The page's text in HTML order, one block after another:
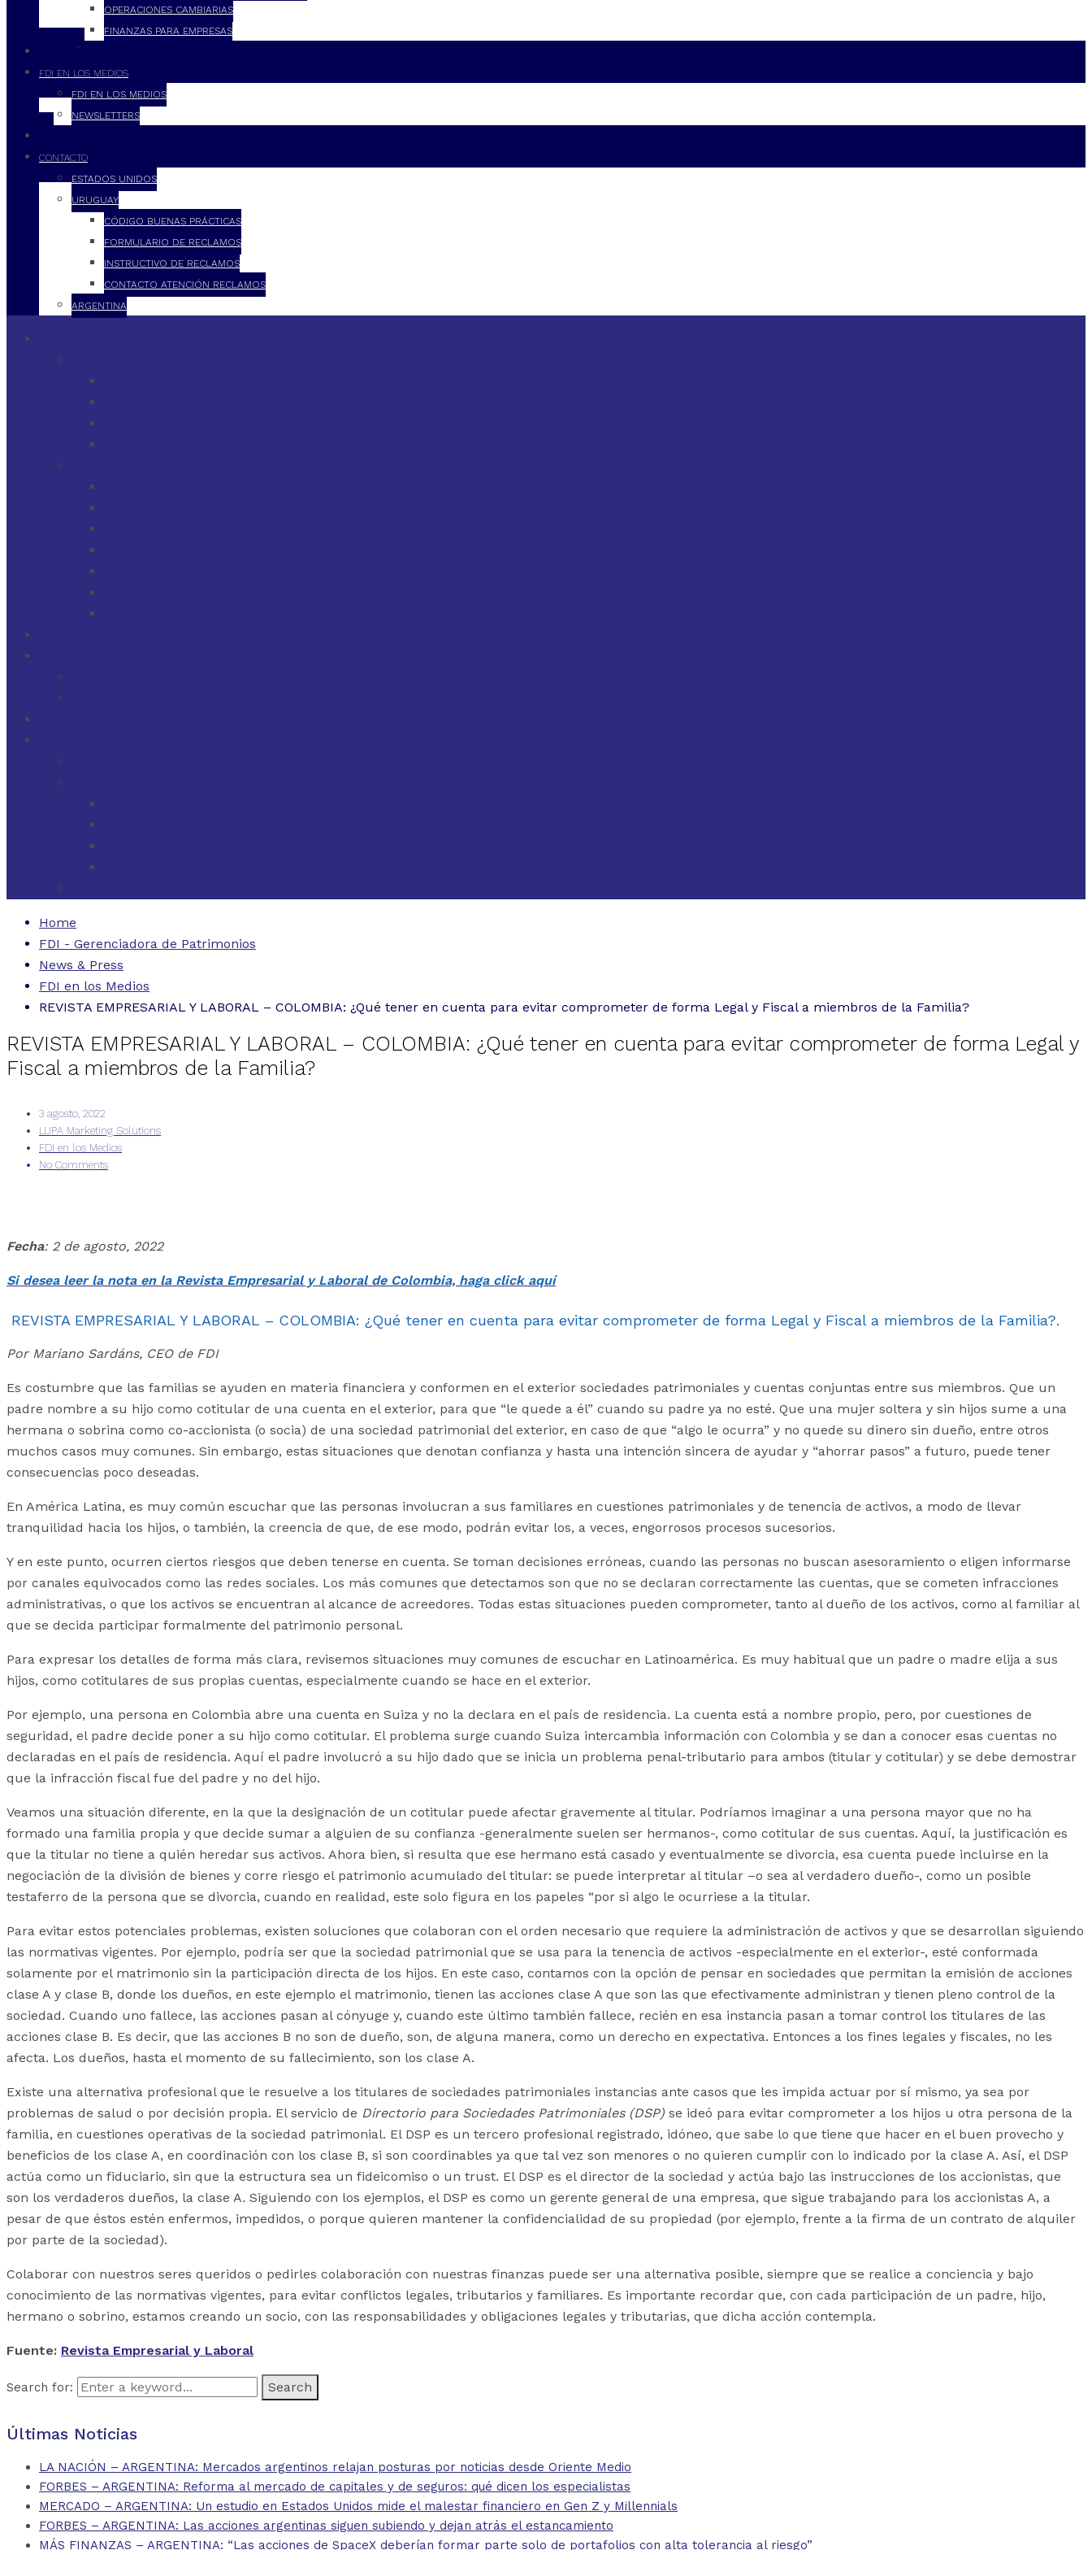
OPERACIONES CAMBIARIAS
FINANZAS PARA EMPRESAS
FILOSOFÍA
FDI EN LOS MEDIOS
FDI EN LOS MEDIOS
NEWSLETTERS
CONTACTO
ESTADOS UNIDOS
URUGUAY
CÓDIGO BUENAS PRÁCTICAS
FORMULARIO DE RECLAMOS
INSTRUCTIVO DE RECLAMOS
CONTACTO ATENCIÓN RECLAMOS
ARGENTINA
Home
FDI - Gerenciadora de Patrimonios
News & Press
FDI en los Medios
REVISTA EMPRESARIAL Y LABORAL – COLOMBIA: ¿Qué tener en cuenta para evitar comprometer de forma Legal y Fiscal a miembros de la Familia?
REVISTA EMPRESARIAL Y LABORAL – COLOMBIA: ¿Qué tener en cuenta para evitar comprometer de forma Legal y
Fiscal a miembros de la Familia?
3 agosto, 2022
LUPA Marketing Solutions
FDI en los Medios
No Comments
Fecha: 2 de agosto, 2022
Si desea leer la nota en la Revista Empresarial y Laboral de Colombia, haga click aquí
REVISTA EMPRESARIAL Y LABORAL – COLOMBIA: ¿Qué tener en cuenta para evitar comprometer de forma Legal y Fiscal a miembros de la Familia?.
Por Mariano Sardáns, CEO de FDI
Es costumbre que las familias se ayuden en materia financiera y conformen en el exterior sociedades patrimoniales y cuentas conjuntas entre sus miembros. Que un
padre nombre a su hijo como cotitular de una cuenta en el exterior, para que “le quede a él” cuando su padre ya no esté. Que una mujer soltera y sin hijos sume a una
hermana o sobrina como co-accionista (o socia) de una sociedad patrimonial del exterior, en caso de que “algo le ocurra” y no quede su dinero sin dueño, entre otros
muchos casos muy comunes. Sin embargo, estas situaciones que denotan confianza y hasta una intención sincera de ayudar y “ahorrar pasos” a futuro, puede tener
consecuencias poco deseadas.
En América Latina, es muy común escuchar que las personas involucran a sus familiares en cuestiones patrimoniales y de tenencia de activos, a modo de llevar
tranquilidad hacia los hijos, o también, la creencia de que, de ese modo, podrán evitar los, a veces, engorrosos procesos sucesorios.
Y en este punto, ocurren ciertos riesgos que deben tenerse en cuenta. Se toman decisiones erróneas, cuando las personas no buscan asesoramiento o eligen informarse
por canales equivocados como las redes sociales. Los más comunes que detectamos son que no se declaran correctamente las cuentas, que se cometen infracciones
administrativas, o que los activos se encuentran al alcance de acreedores. Todas estas situaciones pueden comprometer, tanto al dueño de los activos, como al familiar al
que se decida participar formalmente del patrimonio personal.
Para expresar los detalles de forma más clara, revisemos situaciones muy comunes de escuchar en Latinoamérica. Es muy habitual que un padre o madre elija a sus
hijos, como cotitulares de sus propias cuentas, especialmente cuando se hace en el exterior.
Por ejemplo, una persona en Colombia abre una cuenta en Suiza y no la declara en el país de residencia. La cuenta está a nombre propio, pero, por cuestiones de
seguridad, el padre decide poner a su hijo como cotitular. El problema surge cuando Suiza intercambia información con Colombia y se dan a conocer esas cuentas no
declaradas en el país de residencia. Aquí el padre involucró a su hijo dado que se inicia un problema penal-tributario para ambos (titular y cotitular) y se debe demostrar
que la infracción fiscal fue del padre y no del hijo.
Veamos una situación diferente, en la que la designación de un cotitular puede afectar gravemente al titular. Podríamos imaginar a una persona mayor que no ha
formado una familia propia y que decide sumar a alguien de su confianza -generalmente suelen ser hermanos-, como cotitular de sus cuentas. Aquí, la justificación es
que la titular no tiene a quién heredar sus activos. Ahora bien, si resulta que ese hermano está casado y eventualmente se divorcia, esa cuenta puede incluirse en la
negociación de la división de bienes y corre riesgo el patrimonio acumulado del titular: se puede interpretar al titular –o sea al verdadero dueño-, como un posible
testaferro de la persona que se divorcia, cuando en realidad, este solo figura en los papeles “por si algo le ocurriese a la titular.
Para evitar estos potenciales problemas, existen soluciones que colaboran con el orden necesario que requiere la administración de activos y que se desarrollan siguiendo
las normativas vigentes. Por ejemplo, podría ser que la sociedad patrimonial que se usa para la tenencia de activos -especialmente en el exterior-, esté conformada
solamente por el matrimonio sin la participación directa de los hijos. En este caso, contamos con la opción de pensar en sociedades que permitan la emisión de acciones
clase A y clase B, donde los dueños, en este ejemplo el matrimonio, tienen las acciones clase A que son las que efectivamente administran y tienen pleno control de la
sociedad. Cuando uno fallece, las acciones pasan al cónyuge y, cuando este último también fallece, recién en esa instancia pasan a tomar control los titulares de las
acciones clase B. Es decir, que las acciones B no son de dueño, son, de alguna manera, como un derecho en expectativa. Entonces a los fines legales y fiscales, no les
afecta. Los dueños, hasta el momento de su fallecimiento, son los clase A.
Existe una alternativa profesional que le resuelve a los titulares de sociedades patrimoniales instancias ante casos que les impida actuar por sí mismo, ya sea por
problemas de salud o por decisión propia. El servicio de Directorio para Sociedades Patrimoniales (DSP) se ideó para evitar comprometer a los hijos u otra persona de la
familia, en cuestiones operativas de la sociedad patrimonial. El DSP es un tercero profesional registrado, idóneo, que sabe lo que tiene que hacer en el buen provecho y
beneficios de los clase A, en coordinación con los clase B, si son coordinables ya que tal vez son menores o no quieren cumplir con lo indicado por la clase A. Así, el DSP
actúa como un fiduciario, sin que la estructura sea un fideicomiso o un trust. El DSP es el director de la sociedad y actúa bajo las instrucciones de los accionistas, que
son los verdaderos dueños, la clase A. Siguiendo con los ejemplos, el DSP es como un gerente general de una empresa, que sigue trabajando para los accionistas A, a
pesar de que éstos estén enfermos, impedidos, o porque quieren mantener la confidencialidad de su propiedad (por ejemplo, frente a la firma de un contrato de alquiler
por parte de la sociedad).
Colaborar con nuestros seres queridos o pedirles colaboración con nuestras finanzas puede ser una alternativa posible, siempre que se realice a conciencia y bajo
conocimiento de las normativas vigentes, para evitar conflictos legales, tributarios y familiares. Es importante recordar que, con cada participación de un padre, hijo,
hermano o sobrino, estamos creando un socio, con las responsabilidades y obligaciones legales y tributarias, que dicha acción contempla.
Fuente: Revista Empresarial y Laboral
Search for:
Últimas Noticias
LA NACIÓN – ARGENTINA: Mercados argentinos relajan posturas por noticias desde Oriente Medio
FORBES – ARGENTINA: Reforma al mercado de capitales y de seguros: qué dicen los especialistas
MERCADO – ARGENTINA: Un estudio en Estados Unidos mide el malestar financiero en Gen Z y Millennials
FORBES – ARGENTINA: Las acciones argentinas siguen subiendo y dejan atrás el estancamiento
MÁS FINANZAS – ARGENTINA: “Las acciones de SpaceX deberían formar parte solo de portafolios con alta tolerancia al riesgo”